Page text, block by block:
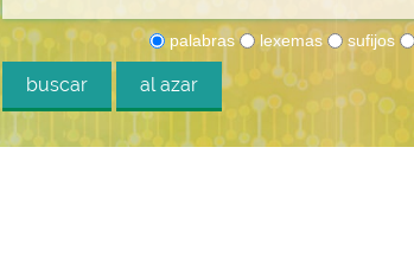
palabras lexemas sufijos
buscar al azar